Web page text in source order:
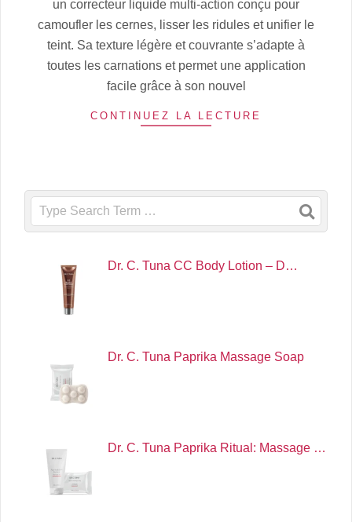
un correcteur liquide multi-action conçu pour
camoufler les cernes, lisser les ridules et unifier le
teint. Sa texture légère et couvrante s’adapte à
toutes les carnations et permet une application
facile grâce à son nouvel
CONTINUEZ LA LECTURE
Search
Dr. C. Tuna CC Body Lotion – D…
Dr. C. Tuna Paprika Massage Soap
Dr. C. Tuna Paprika Ritual: Massage …